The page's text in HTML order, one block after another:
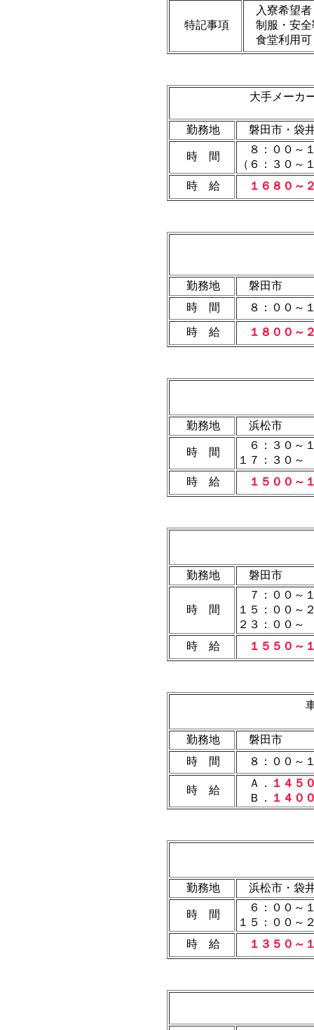
特記事項
入寮希望者
制服・安全
食堂利用
大手メーカ
勤務地 磐田市・袋
時 間
８：００～
（６：３０
時 給
１６８０～
勤務地
磐田市
時 間
８：００～
時 給 １８００～
勤務地 浜松市
時 間
６：３０～
１７：３０～
時 給
１５００～
勤務地 磐田市
時 間
７：００～
１５：０
２３：００～
時 給
１５５０～
勤務地
磐田市
時 間
８：００～
時 給
Ａ．
１４５
Ｂ．
１４０
勤務地 浜松市・袋
時 間
６：００～
１５：００～
時 給
１３５０～